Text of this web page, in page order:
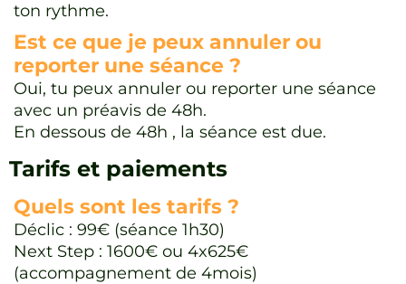
ton rythme.
Est ce que je peux annuler ou
reporter une séance ?
Oui, tu peux annuler ou reporter une séance
avec un préavis de 48h.
En dessous de 48h , la séance est due.
Tarifs et paiements
Quels sont les tarifs ?
Déclic : 99€ (séance 1h30)
Next Step : 1600€ ou 4x625€
(accompagnement de 4mois)